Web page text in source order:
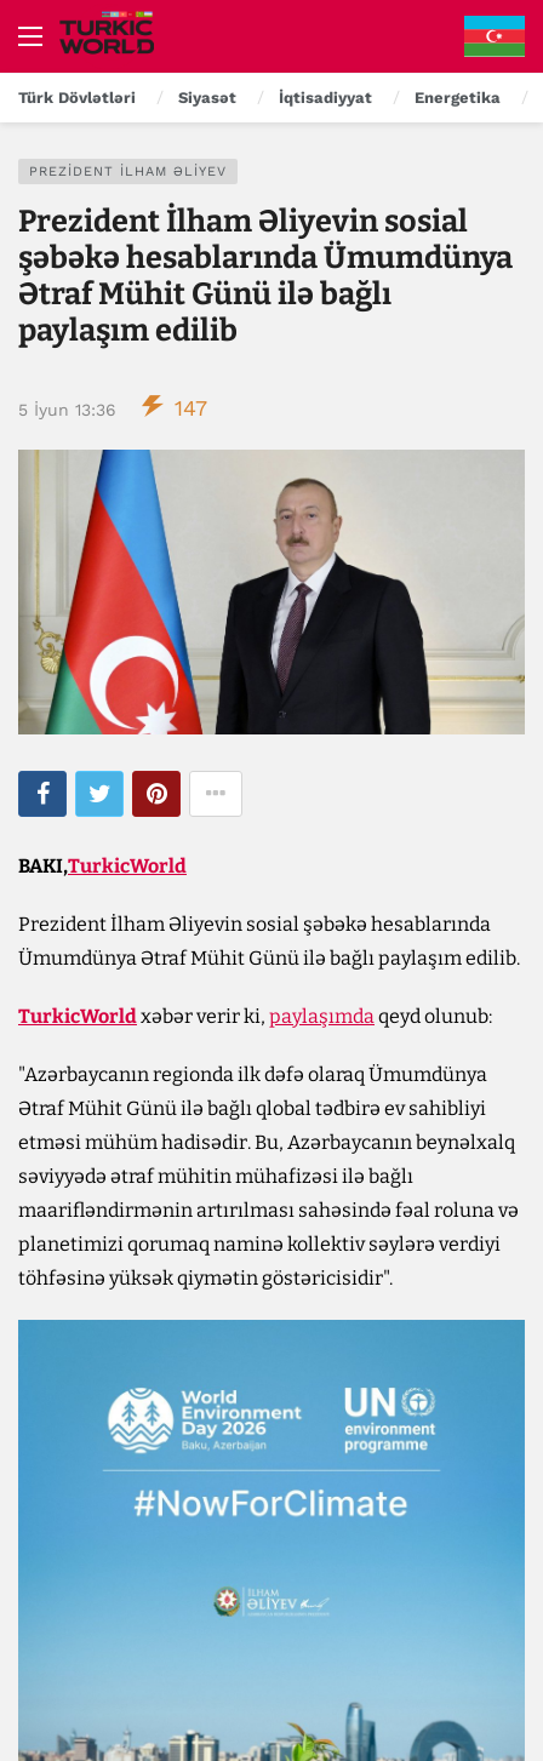
Türk Dövlətləri Siyasət İqtisadiyyat Energetika
PREZIDENT İLHAM ƏLIYEV
Prezident İlham Əliyevin sosial
şəbəkə hesablarında Ümumdünya
Ətraf Mühit Günü ilə bağlı
paylaşım edilib
5 İyun 13:36 147
BAKI,TurkicWorld
Prezident İlham Əliyevin sosial şəbəkə hesablarında
Ümumdünya Ətraf Mühit Günü ilə bağlı paylaşım edilib.
TurkicWorldxəbər verir ki, paylaşımdaqeyd olunub:
"Azərbaycanın regionda ilk dəfə olaraq Ümumdünya
Ətraf Mühit Günü ilə bağlı qlobal tədbirə ev sahibliyi
etməsi mühüm hadisədir. Bu, Azərbaycanın beynəlxalq
səviyyədə ətraf mühitin mühafizəsi ilə bağlı
maarifləndirmənin artırılması sahəsində fəal roluna və
planetimizi qorumaq naminə kollektiv səylərə verdiyi
töhfəsinə yüksək qiymətin göstəricisidir".